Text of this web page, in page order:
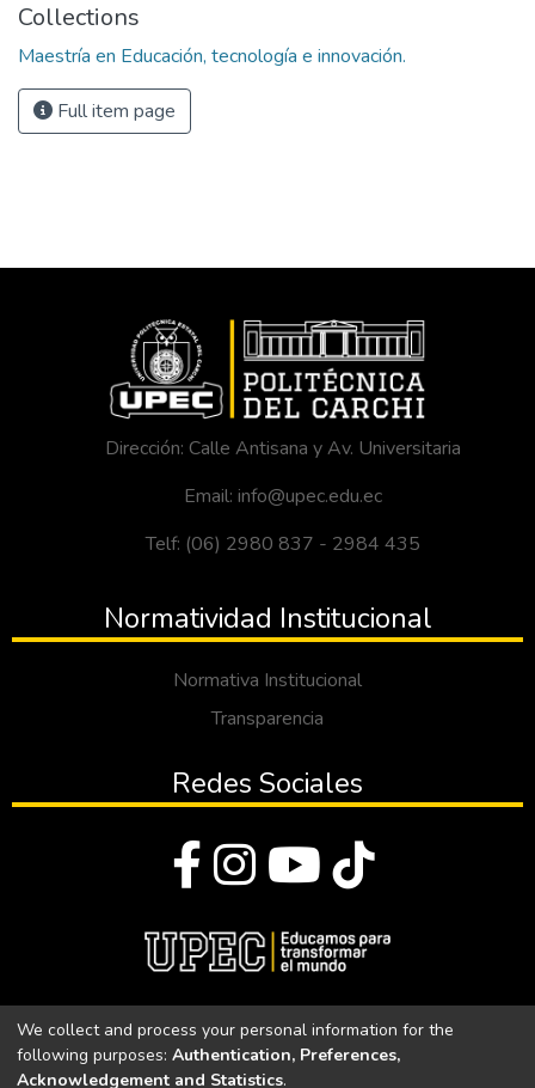
Collections
Maestría en Educación, tecnología e innovación.
Full item page
Dirección: Calle Antisana y Av. Universitaria
Email: info@upec.edu.ec
Telf: (06) 2980 837 - 2984 435
Normatividad Institucional
Normativa Institucional
Transparencia
Redes Sociales
Universidad Politécnica Estatal del Carchi
We collect and process your personal information for the
following purposes: Authentication, Preferences,
Acknowledgement and Statistics.